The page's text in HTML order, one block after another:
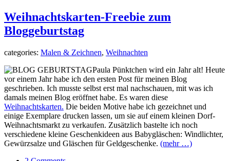
Weihnachtskarten-Freebie zum
Bloggeburtstag
categories: Malen & Zeichnen, Weihnachten
Paula Pünktchen wird ein Jahr alt! Heute
vor einem Jahr habe ich den ersten Post für meinen Blog
geschrieben. Ich musste selbst erst mal nachschauen, mit was ich
damals meinen Blog eröffnet habe. Es waren diese
Weihnachtskarten. Die beiden Motive habe ich gezeichnet und
einige Exemplare drucken lassen, um sie auf einem kleinen Dorf-
Weihnachtsmarkt zu verkaufen. Zusätzlich bastelte ich noch
verschiedene kleine Geschenkideen aus Babygläschen: Windlichter,
Gewürzsalze und Gläschen für Geldgeschenke. (mehr …)